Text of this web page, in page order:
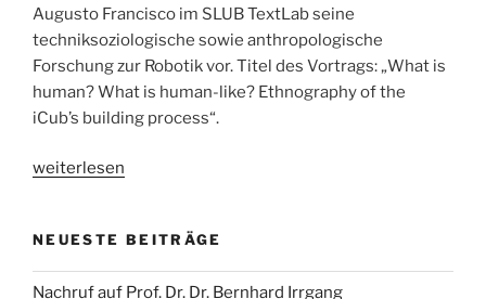
Augusto Francisco im SLUB TextLab seine
techniksoziologische sowie anthropologische
Forschung zur Robotik vor. Titel des Vortrags: „What is
human? What is human-like? Ethnography of the
iCub’s building process“.
„What
What
is
weiterlesen
NEUESTE BEITRÄGE
Nachruf auf Prof. Dr. Dr. Bernhard Irrgang